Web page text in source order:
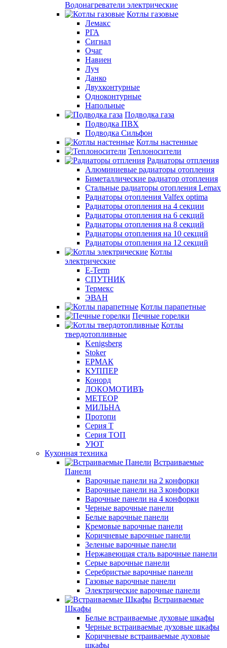
Водонагреватели электрические
Котлы газовые
Лемакс
РГА
Сигнал
Очаг
Навиен
Луч
Данко
Двухконтурные
Одноконтурные
Напольные
Подводка газа
Подводка ПВХ
Подводка Сильфон
Котлы настенные
Теплоносители
Радиаторы отпления
Алюминиевые радиаторы отопления
Биметаллические радиатор отопления
Стальные радиаторы отопления Lemax
Радиаторы отопления Valfex optima
Радиаторы отопления на 4 секции
Радиаторы отопления на 6 секций
Радиаторы отопления на 8 секций
Радиаторы отопления на 10 секций
Радиаторы отопления на 12 секций
Котлы
электрические
E-Term
СПУТНИК
Термекс
ЭВАН
Котлы парапетные
Печные горелки
Котлы
твердотопливные
Kenigsberg
Stoker
ЕРМАК
КУППЕР
Конорд
ЛОКОМОТИВЪ
МЕТЕОР
МИЛЬНА
Протопи
Серия Т
Серия ТОП
УЮТ
Кухонная техника
Встраиваемые
Панели
Варочные панели на 2 конфорки
Варочные панели на 3 конфорки
Варочные панели на 4 конфорки
Черные варочные панели
Белые варочные панели
Кремовые варочные панели
Коричневые варочные панели
Зеленые варочные панели
Нержавеющая сталь варочные панели
Серые варочные панели
Серебристые варочные панели
Газовые варочные панели
Электрические варочные панели
Встраиваемые
Шкафы
Белые встраиваемые духовые шкафы
Черные встраиваемые духовые шкафы
Коричневые встраиваемые духовые
шкафы